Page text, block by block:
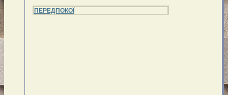
ПЕРЕДПОКОЇ